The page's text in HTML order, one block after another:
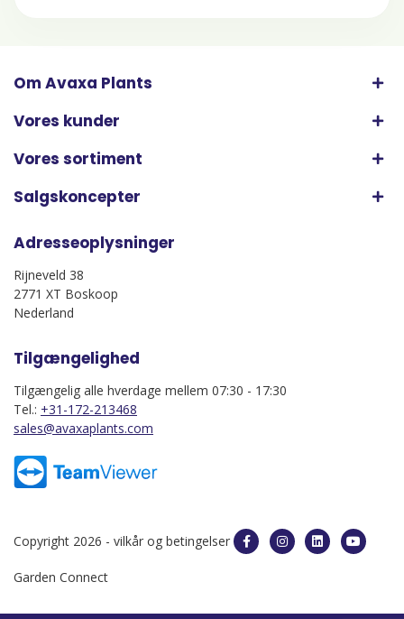
Om Avaxa Plants
Vores kunder
Vores sortiment
Salgskoncepter
Adresseoplysninger
Rijneveld 38
2771 XT Boskoop
Nederland
Tilgængelighed
Tilgængelig alle hverdage mellem 07:30 - 17:30
Tel.: +31-172-213468
sales@avaxaplants.com
Copyright 2026 - vilkår og betingelser
Garden Connect